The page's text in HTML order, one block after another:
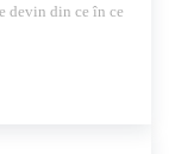
devin din ce în ce